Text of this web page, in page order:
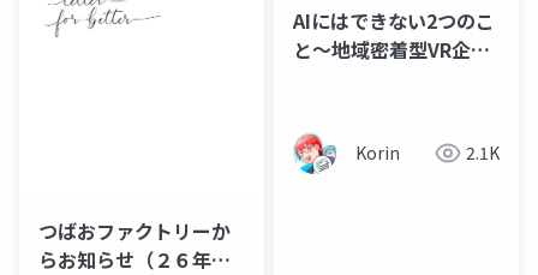
つばおファクトリーか
らお知らせ（２６年７
AIにはできない2つのこ
と〜地域密着型VR企業
Korin 2.1K